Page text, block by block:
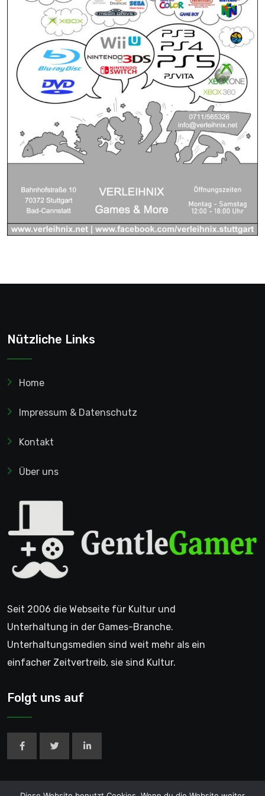
Nützliche Links
Home
Impressum & Datenschutz
Kontakt
Über uns
Seit 2006 die Webseite für Kultur und
Unterhaltung in der Games-Branche.
Unterhaltungsmedien sind weit mehr als ein
einfacher Zeitvertreib, sie sind Kultur.
Folgt uns auf